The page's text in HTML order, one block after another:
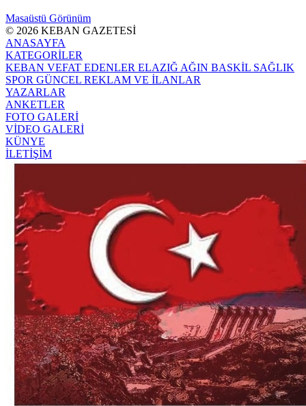
Masaüstü Görünüm
© 2026 KEBAN GAZETESİ
ANASAYFA
KATEGORİLER
KEBAN VEFAT EDENLER ELAZIĞ AĞIN BASKİL SAĞLIK
SPOR GÜNCEL REKLAM VE İLANLAR
YAZARLAR
ANKETLER
FOTO GALERİ
VİDEO GALERİ
KÜNYE
İLETİŞİM